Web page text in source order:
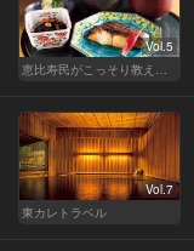
Vol.5
恵比寿民がこっそり教える、 “俺の恵比寿”
Vol.7
東カレトラベル